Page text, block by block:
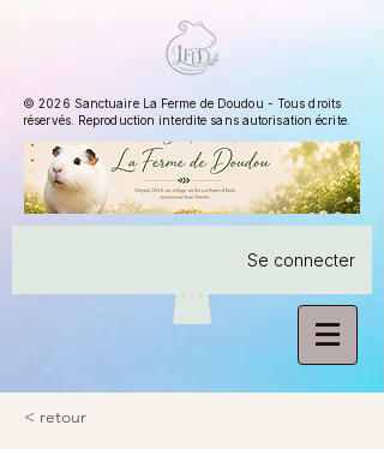
© 2026 Sanctuaire La Ferme de Doudou - Tous droits
réservés. Reproduction interdite sans autorisation écrite.
Se connecter
< retour